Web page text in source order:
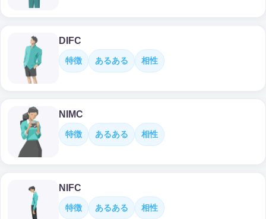
DIFC
特徴 あるある 相性
NIMC
特徴 あるある 相性
NIFC
特徴 あるある 相性